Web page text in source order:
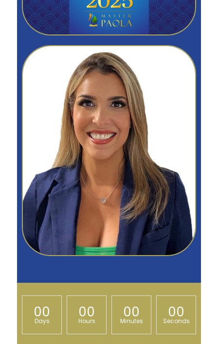
00
Days
00
Hours
00
Minutes
00
Seconds